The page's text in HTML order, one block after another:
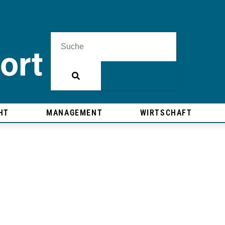
MANAGEMENT WIRTSCHAFT